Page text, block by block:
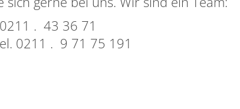
. 43 36 71
0211 . 9 71 75 191